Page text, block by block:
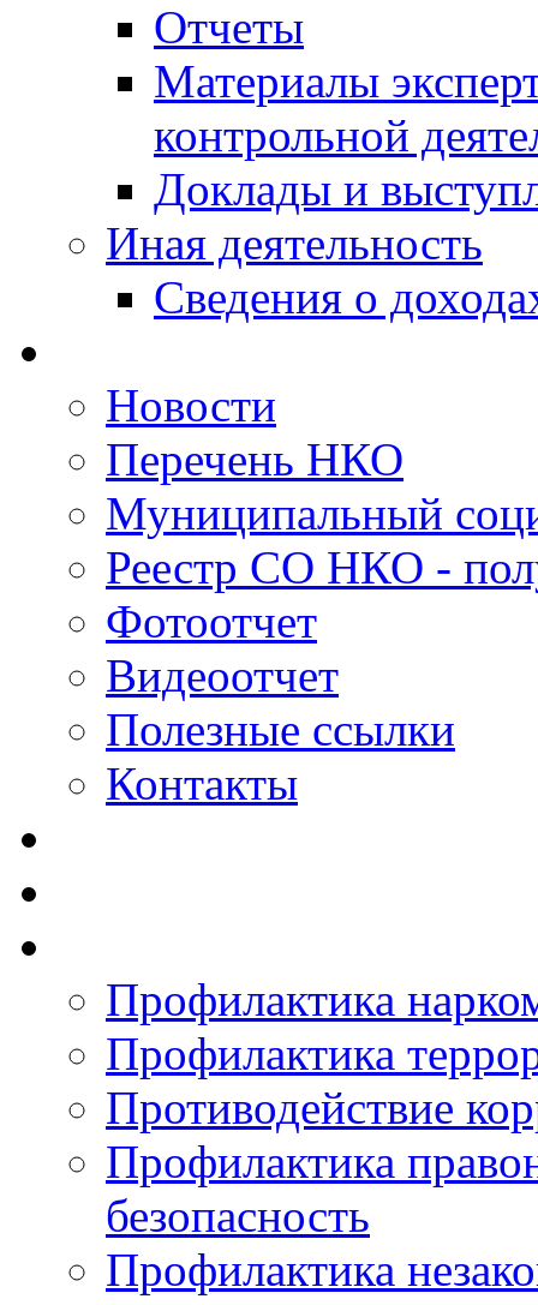
Отчеты
Материалы
контрольной
Доклады и
Иная деятельность
Сведения о
Новости
Перечень НКО
Муниципальный
Реестр СО НКО -
Фотоотчет
Видеоотчет
Полезные ссылки
Контакты
Профилактика
Профилактика
Противодействие
Профилактика
безопасность
Профилактика